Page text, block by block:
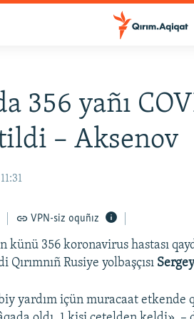
356 yañı
– Aksenov
VPN-siz oquñız
künü 356 koronavirus hastası
Rusiye yolbaşçısı
yardım içün muracaat etkende